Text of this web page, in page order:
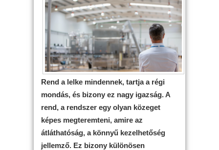
Rend a lelke mindennek, tartja a régi
mondás, és bizony ez nagy igazság. A
rend, a rendszer egy olyan közeget
képes megteremteni, amire az
átláthatóság, a könnyű kezelhetőség
jellemző. Ez bizony különösen